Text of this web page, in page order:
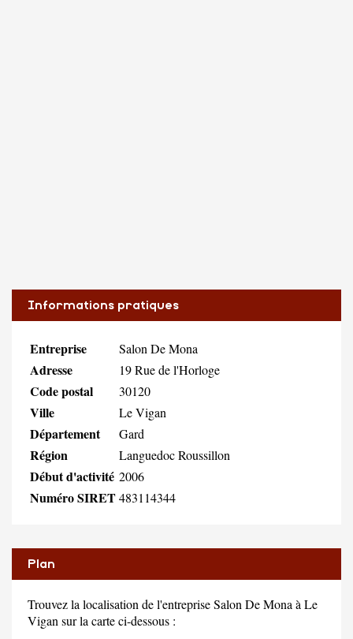
Informations pratiques
Entreprise Salon De Mona
Adresse 19 Rue de l'Horloge
Code postal 30120
Ville Le Vigan
Département Gard
Région Languedoc Roussillon
Début d'activité 2006
Numéro SIRET483114344
Plan
Trouvez la localisation de l'entreprise Salon De Mona à Le
Vigan sur la carte ci-dessous :